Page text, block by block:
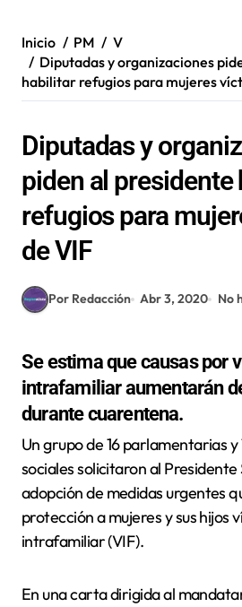
Inicio PM
V
Diputadas y organizaciones
habilitar refugios para mujeres
Diputadas y
piden al presidente
refugios para
de VIF
Por Redacción Abr 3, 2020 No
Se estima que causas por
intrafamiliar aumentarán
durante cuarentena.
Un grupo de 16 parlamentarias y 17 organizaciones
sociales solicitaron al
adopción de medidas urgentes
protección a mujeres y sus hijos
intrafamiliar (VIF).
En una carta dirigida al